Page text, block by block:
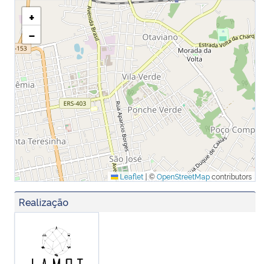
+
−
Leaflet | ©OpenStreetMapcontributors
Realização